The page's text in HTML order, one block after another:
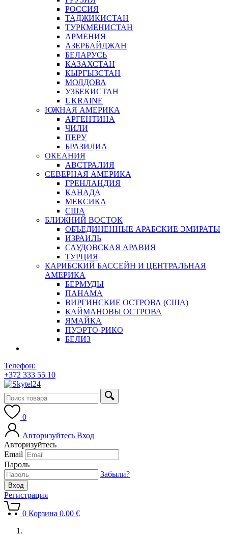
РОССИЯ
ТАДЖИКИСТАН
ТУРКМЕНИСТАН
АРМЕНИЯ
АЗЕРБАЙДЖАН
БЕЛАРУСЬ
КАЗАХСТАН
КЫРГЫЗСТАН
МОЛДОВА
УЗБЕКИСТАН
UKRAINE
ЮЖНАЯ АМЕРИКА
АРГЕНТИНА
ЧИЛИ
ПЕРУ
БРАЗИЛИА
ОКЕАНИЯ
АВСТРАЛИЯ
СЕВЕРНАЯ АМЕРИКА
ГРЕНЛАНДИЯ
КАНАДА
МЕКСИКА
США
БЛИЖНИЙ ВОСТОК
ОБЪЕДИНЕННЫЕ АРАБСКИЕ ЭМИРАТЫ
ИЗРАИЛЬ
САУДОВСКАЯ АРАВИЯ
ТУРЦИЯ
КАРИБСКИЙ БАССЕЙН И ЦЕНТРАЛЬНАЯ
АМЕРИКА
БЕРМУДЫ
ПАНАМА
ВИРГИНСКИЕ ОСТРОВА (США)
КАЙМАНОВЫ ОСТРОВА
ЯМАЙКА
ПУЭРТО-РИКО
БЕЛИЗ
Телефон:
+372 333 55 10
0
Авторизуйтесь Вход
Авторизуйтесь
Email
Пароль
Забыли?
Регистрация
0 Корзина 0.00 €